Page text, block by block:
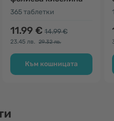
365 таблетки
11.99 € 14.99 €
23.45 лв. 29.32 лв.
Към кошницата